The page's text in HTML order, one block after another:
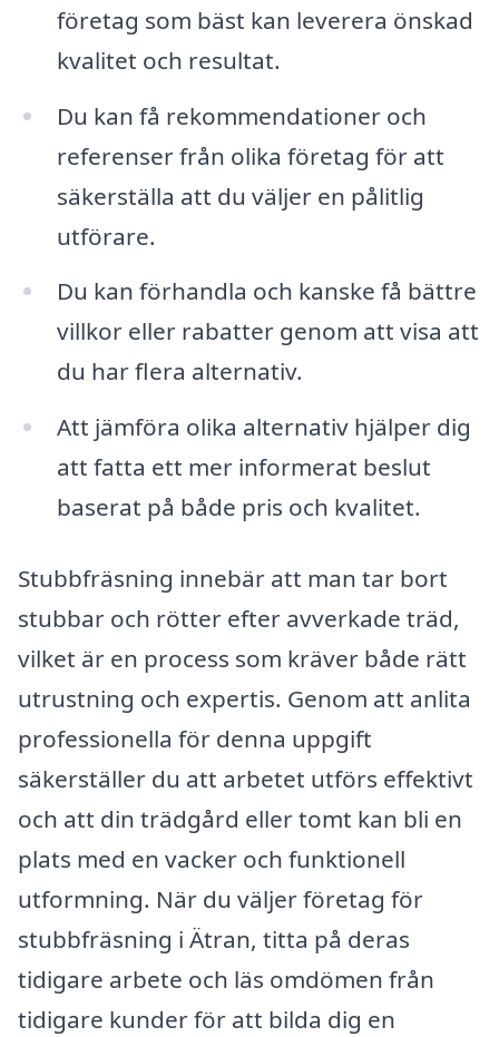
företag som bäst kan leverera önskad
kvalitet och resultat.
Du kan få rekommendationer och
referenser från olika företag för att
säkerställa att du väljer en pålitlig
utförare.
Du kan förhandla och kanske få bättre
villkor eller rabatter genom att visa att
du har flera alternativ.
Att jämföra olika alternativ hjälper dig
att fatta ett mer informerat beslut
baserat på både pris och kvalitet.
Stubbfräsning innebär att man tar bort
stubbar och rötter efter avverkade träd,
vilket är en process som kräver både rätt
utrustning och expertis. Genom att anlita
professionella för denna uppgift
säkerställer du att arbetet utförs effektivt
och att din trädgård eller tomt kan bli en
plats med en vacker och funktionell
utformning. När du väljer företag för
stubbfräsning i Ätran, titta på deras
tidigare arbete och läs omdömen från
tidigare kunder för att bilda dig en